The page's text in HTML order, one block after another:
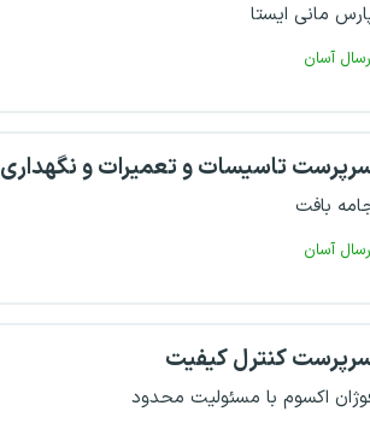
مانی ایستا
آسان
تاسیسات و تعمیرات و نگهداری
بافت
آسان
کنترل کیفیت
اکسوم با مسئولیت محدود